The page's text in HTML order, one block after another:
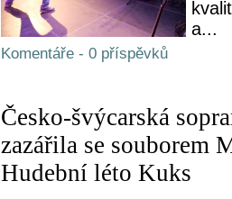
a...
Komentáře - 0 příspěvků
Česko-švýcarská
zazářila se souborem
Hudební léto Kuks